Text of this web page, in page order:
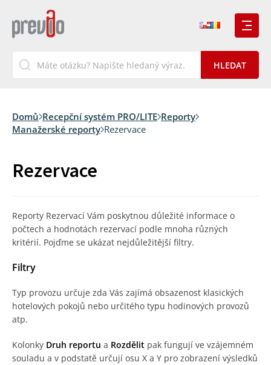
Domů Recepční systém PRO/LITE Reporty
Manažerské reporty Rezervace
Rezervace
Reporty Rezervací Vám poskytnou důležité informace o
počtech a hodnotách rezervací podle mnoha různých
kritérií. Pojďme se ukázat nejdůležitější filtry.
Filtry
Typ provozu určuje zda Vás zajímá obsazenost klasických
hotelových pokojů nebo určitého typu hodinových provozů
atp.
Kolonky Druh reportu a Rozdělit pak fungují ve vzájemném
souladu a v podstatě určují osu X a Y pro zobrazení výsledků